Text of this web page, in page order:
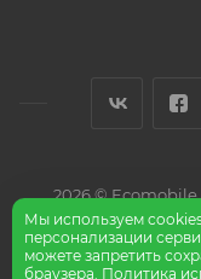
2026 ©
Мы используем
персонализации
можете запретить
браузера. Политика